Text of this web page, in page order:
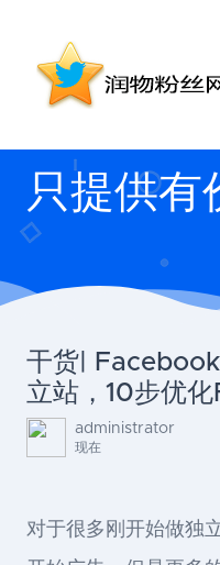
只提供有
干货|
立站，10步优
administrator
现在
对于很多刚开始做独